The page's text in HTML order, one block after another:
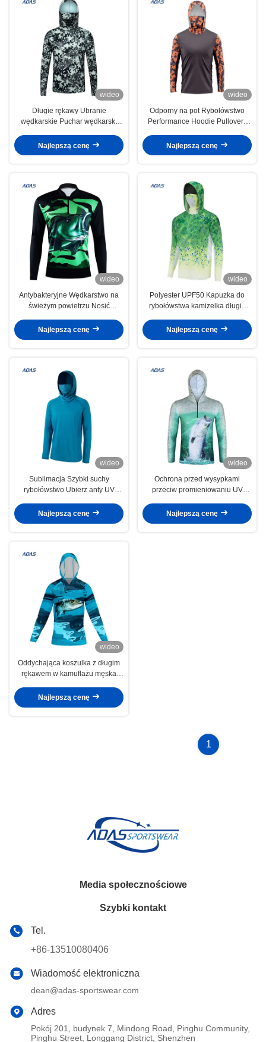
wideo
Długie rękawy Ubranie
wędkarskie Puchar wędkarski
gram
Najlepszą cenę
wideo
Odporny na pot Rybołówstwo
Performance Hoodie Pullovers
Najlepszą cenę
wideo
Antybakteryjne Wędkarstwo na
świeżym powietrzu Nosić
suszenie Oddychające na
Najlepszą cenę
wideo
Polyester UPF50 Kapuzka do
rybołówstwa kamizelka długie
UV
Najlepszą cenę
wideo
Sublimacja Szybki suchy
rybołówstwo Ubierz anty UV
Maska twarzy UPF 50 100%
Najlepszą cenę
wideo
Ochrona przed wysypkami
przeciw promieniowaniu UV
Koszulka UPF50 Szybka ochrona
Najlepszą cenę
wideo
Oddychająca koszulka z długim
rękawem w kamuflażu męska
kapturem, ochrona przed
słońcem
Najlepszą cenę
1
Media społecznościowe
Szybki kontakt
Tel.
+86-13510080406
Wiadomość elektroniczna
dean@adas-sportswear.com
Adres
Pokój 201, budynek 7, Mindong Road, Pinghu Community,
Pinghu Street, Longgang District, Shenzhen